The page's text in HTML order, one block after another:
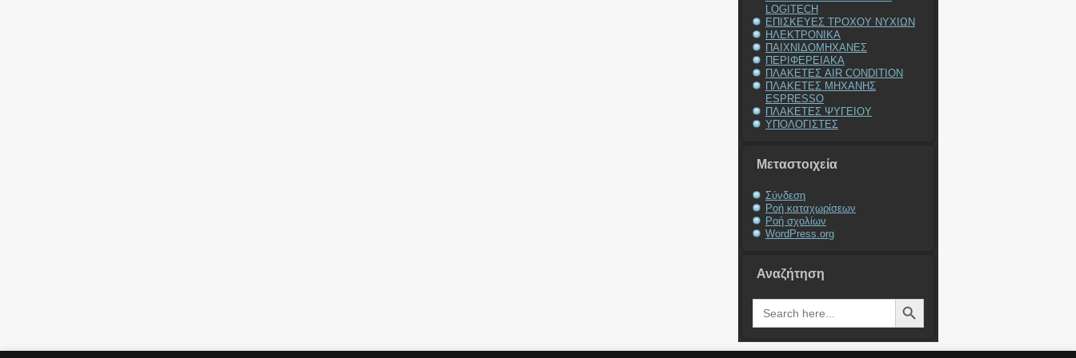
LOGITECH
ΕΠΙΣΚΕΥΕΣ ΤΡΟΧΟΥ ΝΥΧΙΩΝ
ΗΛΕΚΤΡΟΝΙΚΑ
ΠΑΙΧΝΙΔΟΜΗΧΑΝΕΣ
ΠΕΡΙΦΕΡΕΙΑΚΑ
ΠΛΑΚΕΤΕΣ AIR CONDITION
ΠΛΑΚΕΤΕΣ ΜΗΧΑΝΗΣ
ESPRESSO
ΠΛΑΚΕΤΕΣ ΨΥΓΕΙΟΥ
ΥΠΟΛΟΓΙΣΤΕΣ
Μεταστοιχεία
Σύνδεση
Ροή καταχωρίσεων
Ροή σχολίων
WordPress.org
Αναζήτηση
Search
for:
Search Button